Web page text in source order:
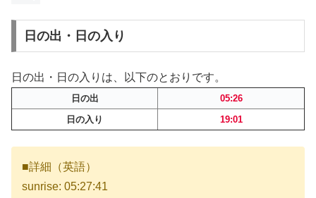
日の出・日の入り
日の出・日の入りは、以下のとおりです。
日の出
05:26
日の入り
19:01
■詳細（英語）
sunrise: 05:27:41